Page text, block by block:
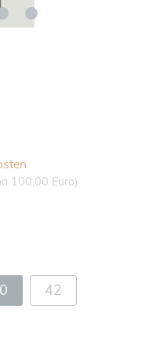
100,00 Euro)
42